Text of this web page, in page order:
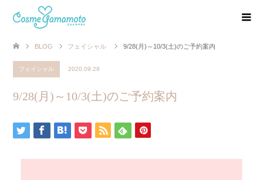
BLOG フェイシャル 9/28(月)～10/3(土)のご予約案内
フェイシャル 2020.09.28
9/28(月)～10/3(土)のご予約案内